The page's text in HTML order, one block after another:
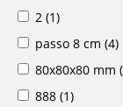
2 (1)
passo 8 cm (4)
80x80x80 mm
888 (1)